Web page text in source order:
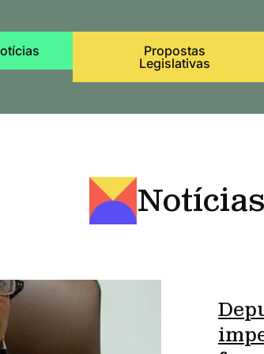
Propostas
Legislativas
Notícias